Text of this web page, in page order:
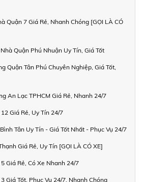
Quận 7 Giá Rẻ, Nhanh Chóng [GỌI LÀ CÓ
Quận Phú Nhuận Uy Tín, Giá Tốt
Quận Tân Phú Chuyên Nghiệp, Giá Tốt,
An Lạc TPHCM Giá Rẻ, Nhanh 24/7
Giá Rẻ, Uy Tín 24/7
Tân Uy Tín - Giá Tốt Nhất - Phục Vụ 24/7
Giá Rẻ, Uy Tín [GỌI LÀ CÓ XE]
Giá Rẻ, Có Xe Nhanh 24/7
Giá Tốt, Phục Vụ 24/7, Nhanh Chóng